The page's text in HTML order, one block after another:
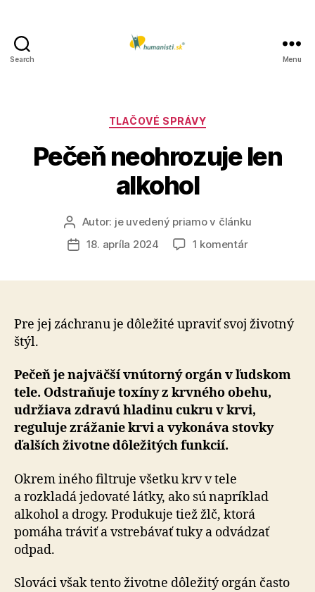
Search Menu
Kategórie
TLAČOVÉ SPRÁVY
Pečeň neohrozuje len
alkohol
Autor
článku
Autor: je uvedený priamo v článku
Dátum
18. apríla 2024 1 komentárna
Pre jej záchranu je dôležité upraviť svoj životný
štýl.
Pečeň je najväčší vnútorný orgán v ľudskom
tele. Odstraňuje toxíny z krvného obehu,
udržiava zdravú hladinu cukru v krvi,
reguluje zrá­ža­nie krvi a vy­ko­ná­va stovky
ďalších životne dôle­ži­tých funkcií.
Okrem iného filtruje všetku krv v tele
a rozkladá je­do­vaté látky, ako sú napríklad
alko­hol a drogy. Pro­du­kuje tiež žlč, ktorá
pomáha tráviť a vstre­bá­vať tuky a odvá­dzať
odpad.
Slováci však tento životne dôležitý orgán často